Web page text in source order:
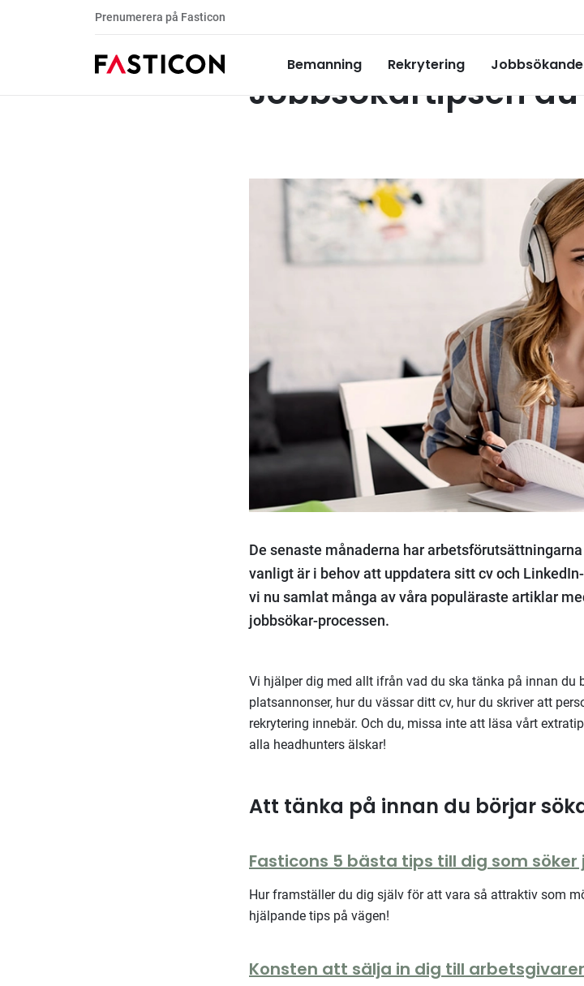
Prenumerera på Fasticon
Bemanning Rekrytering Jobbsökande
Ta del av vår kunskapsbank
Jobbsökartipsen
De senaste månaderna har
vanligt är i behov att uppdatera sitt cv och
vi nu samlat många av våra populäraste artiklar
jobbsökar-processen.
Vi hjälper dig med allt ifrån vad du ska tänka på innan du
platsannonser, hur du vässar ditt cv, hur du skriver att
rekrytering innebär. Och du, missa inte att läsa vårt
alla headhunters älskar!
Att tänka på innan du börjar
Fasticons 5 bästa tips till dig som söker
Hur framställer du dig själv för att vara så attraktiv som
hjälpande tips på vägen!
Konsten att sälja in dig till